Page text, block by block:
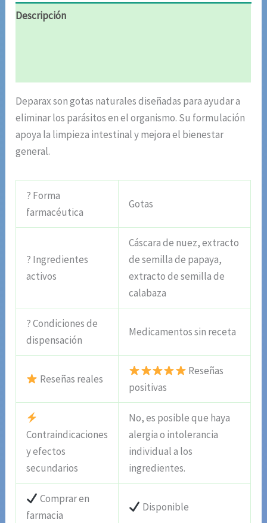
Descripción
Deparax son gotas naturales diseñadas para ayudar a
eliminar los parásitos en el organismo. Su formulación
apoya la limpieza intestinal y mejora el bienestar
general.
? Forma
farmacéutica
Gotas
? Ingredientes
activos
Cáscara de nuez, extracto
de semilla de papaya,
extracto de semilla de
calabaza
? Condiciones de
dispensación
Medicamentos sin receta
Reseñas reales
Reseñas
positivas
Contraindicaciones
y efectos
secundarios
No, es posible que haya
alergia o intolerancia
individual a los
ingredientes.
Comprar en
farmacia
Disponible